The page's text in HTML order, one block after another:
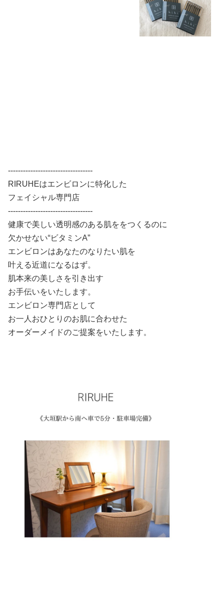
----------------------------------
RIRUHEはエンビロンに特化した
フェイシャル専門店
----------------------------------
健康で美しい透明感のある肌ををつくるのに
欠かせない“ビタミンA”
エンビロンはあなたのなりたい肌を
叶える近道になるはず。
肌本来の美しさを引き出す
お手伝いをいたします。
エンビロン専門店として
お一人おひとりのお肌に合わせた
オーダーメイドのご提案をいたします。